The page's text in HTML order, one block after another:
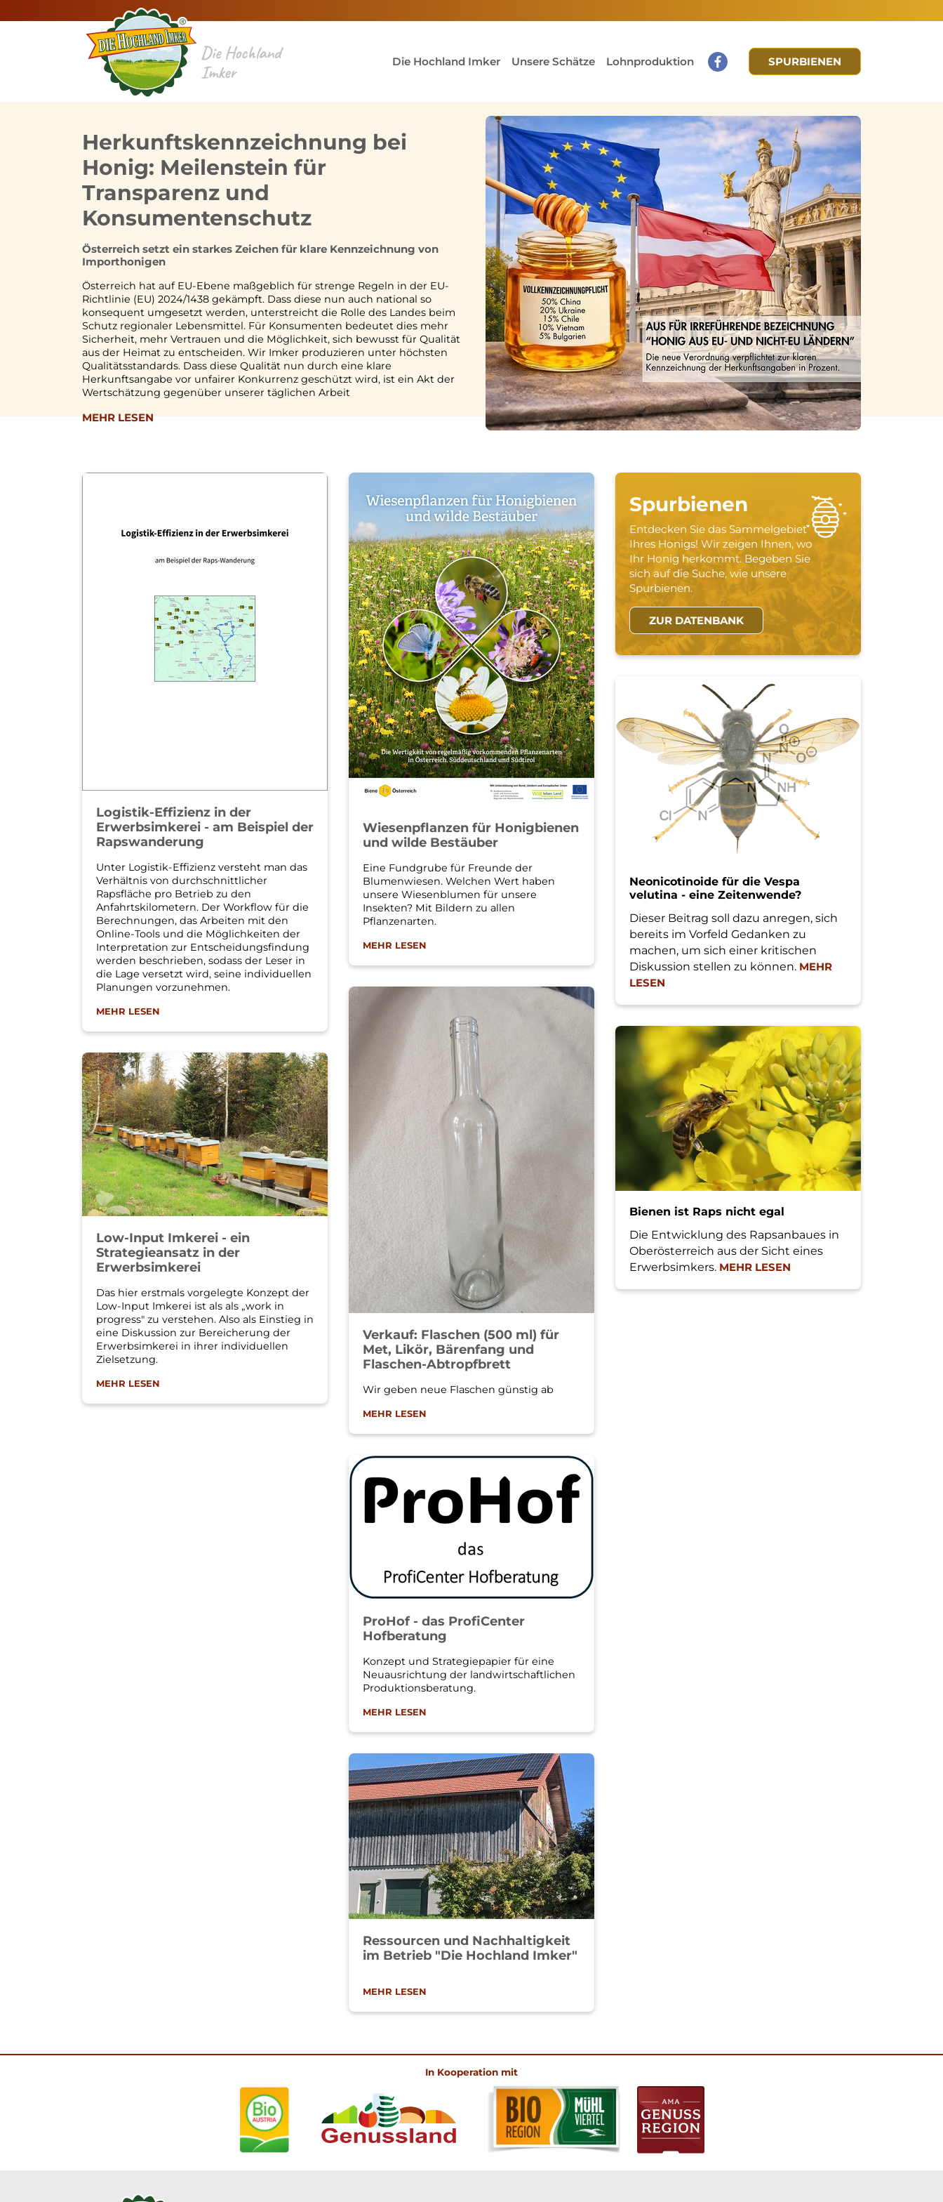
Skip to main content
Skip to main content
Die Hochland
Imker
Die Hochland Imker Unsere Schätze Lohnproduktion SPURBIENEN
Herkunftskennzeichnung bei
Honig: Meilenstein für
Transparenz und
Konsumentenschutz
Österreich setzt ein starkes Zeichen für klare Kennzeichnung von
Importhonigen
Österreich hat auf EU-Ebene maßgeblich für strenge Regeln in der EU-
Richtlinie (EU) 2024/1438 gekämpft. Dass diese nun auch national so
konsequent umgesetzt werden, unterstreicht die Rolle des Landes beim
Schutz regionaler Lebensmittel. Für Konsumenten bedeutet dies mehr
Sicherheit, mehr Vertrauen und die Möglichkeit, sich bewusst für Qualität
aus der Heimat zu entscheiden. Wir Imker produzieren unter höchsten
Qualitätsstandards. Dass diese Qualität nun durch eine klare
Herkunftsangabe vor unfairer Konkurrenz geschützt wird, ist ein Akt der
Wertschätzung gegenüber unserer täglichen Arbeit
MEHR LESEN
Logistik-Effizienz in der
Erwerbsimkerei - am Beispiel der
Rapswanderung
Unter Logistik-Effizienz versteht man das
Verhältnis von durchschnittlicher
Rapsfläche pro Betrieb zu den
Anfahrtskilometern. Der Workflow für die
Berechnungen, das Arbeiten mit den
Online-Tools und die Möglichkeiten der
Interpretation zur Entscheidungsfindung
werden beschrieben, sodass der Leser in
die Lage versetzt wird, seine individuellen
Planungen vorzunehmen.
MEHR LESEN
Low-Input Imkerei - ein
Strategieansatz in der
Erwerbsimkerei
Das hier erstmals vorgelegte Konzept der
Low-Input Imkerei ist als als „work in
progress" zu verstehen. Also als Einstieg in
eine Diskussion zur Bereicherung der
Erwerbsimkerei in ihrer individuellen
Zielsetzung.
MEHR LESEN
Wiesenpflanzen für Honigbienen
und wilde Bestäuber
Eine Fundgrube für Freunde der
Blumenwiesen. Welchen Wert haben
unsere Wiesenblumen für unsere
Insekten? Mit Bildern zu allen
Pflanzenarten.
MEHR LESEN
Verkauf: Flaschen (500 ml) für
Met, Likör, Bärenfang und
Flaschen-Abtropfbrett
Wir geben neue Flaschen günstig ab
MEHR LESEN
ProHof - das ProfiCenter
Hofberatung
Konzept und Strategiepapier für eine
Neuausrichtung der landwirtschaftlichen
Produktionsberatung.
MEHR LESEN
Ressourcen und Nachhaltigkeit
im Betrieb "Die Hochland Imker"
MEHR LESEN
Spurbienen
Entdecken Sie das Sammelgebiet
Ihres Honigs! Wir zeigen Ihnen, wo
Ihr Honig herkommt. Begeben Sie
sich auf die Suche, wie unsere
Spurbienen.
ZUR DATENBANK
Neonicotinoide für die Vespa
velutina - eine Zeitenwende?
Dieser Beitrag soll dazu anregen, sich
bereits im Vorfeld Gedanken zu
machen, um sich einer kritischen
Diskussion stellen zu können. MEHR
LESEN
Bienen ist Raps nicht egal
Die Entwicklung des Rapsanbaues in
Oberösterreich aus der Sicht eines
Erwerbsimkers. MEHR LESEN
In Kooperation mit